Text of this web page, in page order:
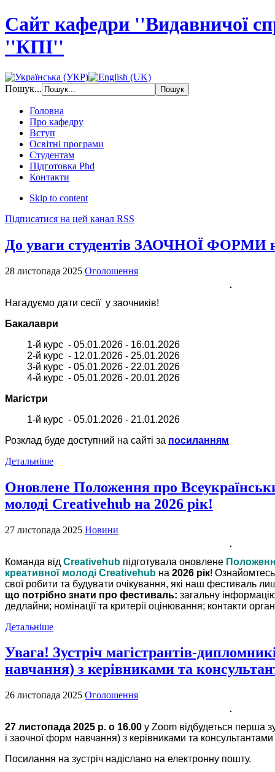
Сайт кафедри ''Видавничої
''КПІ''
Пошук...
Головна
Про кафедру
Вступ
Освітні програми
Студентам
Підготовка Phd
Контакти
Skip to content
Підписатися на цей канал RSS
До уваги студентів ЗАОЧНОЇ ФОРМИ
28 листопада 2025 Оголошення
Нагадуємо дати сесії у заочників!
Бакалаври
1-й курс - 05.01.2026 - 16.01.2026
2-й курс - 12.01.2026 - 25.01.2026
3-й курс - 05.01.2026 - 22.01.2026
4-й курс - 05.01.2026 - 20.01.2026
Магістри
1-й курс - 05.01.2026 - 21.01.2026
Розклад буде доступний на сайті за посиланням
Детальніше
Оновлене Положення про
молоді Creativehub на 2026 рік!
27 листопада 2025 Новини
Команда від Creativehub підготувала оновлене
креативної молоді Creativehub на 2026 рік!
свої робити та будувати очікування, які наш фестиваль
що потрібно знати про фестиваль: загальну
дедлайни; номінації та критерії оцінювання; контакти
Детальніше
Увага! Зустріч магістрантів-
навчання) з керівниками та
26 листопада 2025 Оголошення
27 листопада 2025 р. о 16.00 у Zoom відбудеться перша
і заочної форм навчання) з керівниками та
Посилання на зустріч надіслано на електронну пошту.